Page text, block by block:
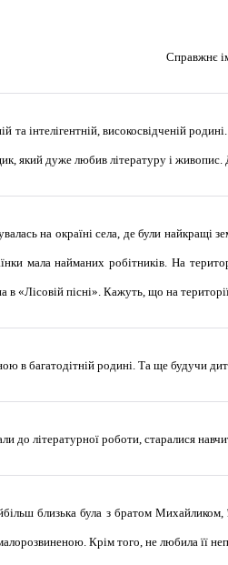
Справжнє
та інтелігентній, високосвідченій
який дуже любив літературу і
на окраїні села, де були найкращі
мала найманих робітників. На
в «Лісовій пісні». Кажуть, що на
в багатодітній родині. Та ще будучи
до літературної роботи, старалися
близька була з братом
Крім того, не любила її